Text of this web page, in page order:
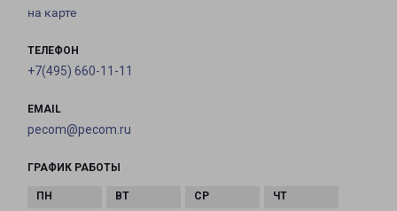
на карте
ТЕЛЕФОН
+7(495) 660-11-11
EMAIL
pecom@pecom.ru
ГРАФИК РАБОТЫ